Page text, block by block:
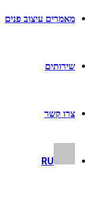
מאמרים עיצוב פנים
שירותים
צרו קשר
RU